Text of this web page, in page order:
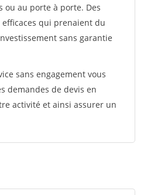
au porte à porte. Des
qui prenaient du
sans garantie
sans engagement vous
demandes de devis en
activité et ainsi assurer un